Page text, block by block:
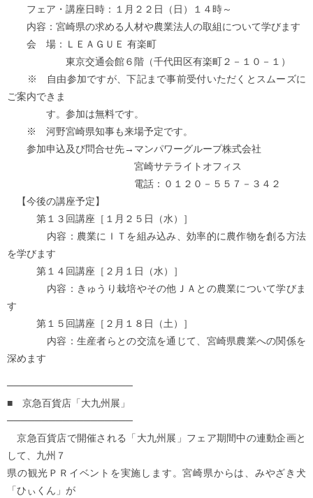
フェア・講座日時：１月２２日（日）１４時～
内容：宮崎県の求める人材や農業法人の取組について学びます
会 場：ＬＥＡＧＵＥ 有楽町
東京交通会館６階（千代田区有楽町２－１０－１）
※ 自由参加ですが、下記まで事前受付いただくとスムーズに
ご案内できま
す。参加は無料です。
※ 河野宮崎県知事も来場予定です。
参加申込及び問合せ先→マンパワーグループ株式会社
宮崎サテライトオフィス
電話：０１２０－５５７－３４２
【今後の講座予定】
第１３回講座［１月２５日（水）］
内容：農業にＩＴを組み込み、効率的に農作物を創る方法
を学びます
第１４回講座［２月１日（水）］
内容：きゅうり栽培やその他ＪＡとの農業について学びま
す
第１５回講座［２月１８日（土）］
内容：生産者らとの交流を通じて、宮崎県農業への関係を
深めます
──────────────────
■ 京急百貨店「大九州展」
──────────────────
京急百貨店で開催される「大九州展」フェア期間中の連動企画と
して、九州７
県の観光ＰＲイベントを実施します。宮崎県からは、みやざき犬
「ひぃくん」が